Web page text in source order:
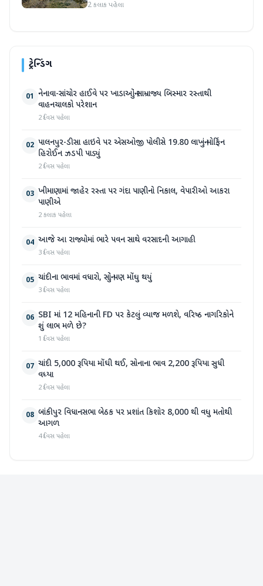
2 કલાક પહેલા
ટ્રેન્ડિંગ
01 નેનાવા-સાંચોર હાઈવે પર ખાડાઓનું સામ્રાજ્ય બિસ્માર રસ્તાથી
વાહનચાલકો પરેશાન
2 દિવસ પહેલા
02 પાલનપુર-ડીસા હાઇવે પર એસઓજી પોલીસે 19.80 લાખનું મોર્ફિન
હિરોઈન ઝડપી પાડ્યું
2 દિવસ પહેલા
03 ખીમાણામાં જાહેર રસ્તા પર ગંદા પાણીનો નિકાલ, વેપારીઓ આકરા
પાણીએ
2 કલાક પહેલા
04 આજે આ રાજ્યોમાં ભારે પવન સાથે વરસાદની આગાહી
3 દિવસ પહેલા
05 ચાંદીના ભાવમાં વધારો, સોનું પણ મોંઘુ થયું
3 દિવસ પહેલા
06 SBI માં 12 મહિનાની FD પર કેટલું વ્યાજ મળશે, વરિષ્ઠ નાગરિકોને
શું લાભ મળે છે?
1 દિવસ પહેલા
07 ચાંદી 5,000 રૂપિયા મોંઘી થઈ, સોનાના ભાવ 2,200 રૂપિયા સુધી
વધ્યા
2 દિવસ પહેલા
08 બાંકીપુર વિધાનસભા બેઠક પર પ્રશાંત કિશોર 8,000 થી વધુ મતોથી
આગળ
4 દિવસ પહેલા